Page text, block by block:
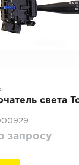
света
запросу